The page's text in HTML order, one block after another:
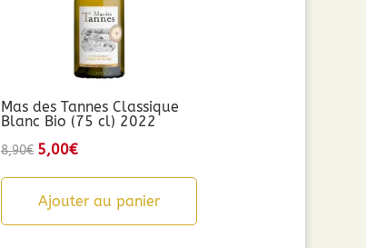
Mas des Tannes Classique
Blanc Bio (75 cl) 2022
8,90€ Le
initial
5,00€Le
actuel
Ajouter au panier